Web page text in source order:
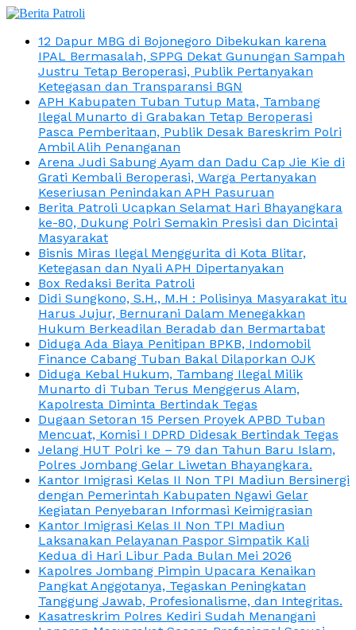
12 Dapur MBG di Bojonegoro Dibekukan karena
IPAL Bermasalah, SPPG Dekat Gunungan Sampah
Justru Tetap Beroperasi, Publik Pertanyakan
Ketegasan dan Transparansi BGN
APH Kabupaten Tuban Tutup Mata, Tambang
Ilegal Munarto di Grabakan Tetap Beroperasi
Pasca Pemberitaan, Publik Desak Bareskrim Polri
Ambil Alih Penanganan
Arena Judi Sabung Ayam dan Dadu Cap Jie Kie di
Grati Kembali Beroperasi, Warga Pertanyakan
Keseriusan Penindakan APH Pasuruan
Berita Patroli Ucapkan Selamat Hari Bhayangkara
ke-80, Dukung Polri Semakin Presisi dan Dicintai
Masyarakat
Bisnis Miras Ilegal Menggurita di Kota Blitar,
Ketegasan dan Nyali APH Dipertanyakan
Box Redaksi Berita Patroli
Didi Sungkono, S.H., M.H : Polisinya Masyarakat itu
Harus Jujur, Bernurani Dalam Menegakkan
Hukum Berkeadilan Beradab dan Bermartabat
Diduga Ada Biaya Penitipan BPKB, Indomobil
Finance Cabang Tuban Bakal Dilaporkan OJK
Diduga Kebal Hukum, Tambang Ilegal Milik
Munarto di Tuban Terus Menggerus Alam,
Kapolresta Diminta Bertindak Tegas
Dugaan Setoran 15 Persen Proyek APBD Tuban
Mencuat, Komisi I DPRD Didesak Bertindak Tegas
Jelang HUT Polri ke – 79 dan Tahun Baru Islam,
Polres Jombang Gelar Liwetan Bhayangkara.
Kantor Imigrasi Kelas II Non TPI Madiun Bersinergi
dengan Pemerintah Kabupaten Ngawi Gelar
Kegiatan Penyebaran Informasi Keimigrasian
Kantor Imigrasi Kelas II Non TPI Madiun
Laksanakan Pelayanan Paspor Simpatik Kali
Kedua di Hari Libur Pada Bulan Mei 2026
Kapolres Jombang Pimpin Upacara Kenaikan
Pangkat Anggotanya, Tegaskan Peningkatan
Tanggung Jawab, Profesionalisme, dan Integritas.
Kasatreskrim Polres Kediri Sudah Menangani